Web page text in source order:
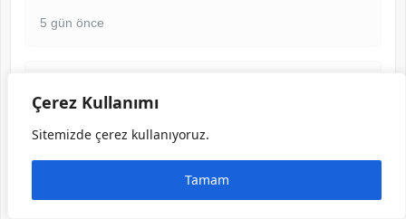
Çerez Kullanımı
Sitemizde çerez kullanıyoruz.
Tamam
5 gün önce
Telefon Bölmeli Cüzdan Hakiki Deri – El
Tutamaçlı Fındık Renk | 2028